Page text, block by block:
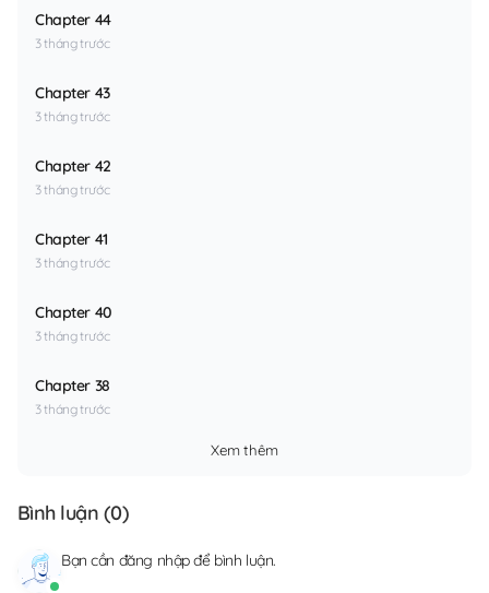
Chapter 44
3 tháng trước
Chapter 43
3 tháng trước
Chapter 42
3 tháng trước
Chapter 41
3 tháng trước
Chapter 40
3 tháng trước
Chapter 38
3 tháng trước
Xem thêm
Bình luận (0)
Bạn cần đăng nhậpđể bình luận.